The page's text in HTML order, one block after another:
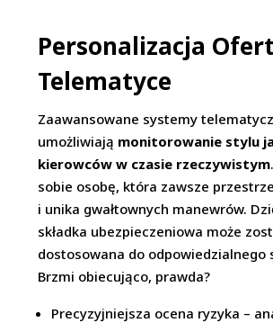
Personalizacja
Telematyce
Zaawansowane systemy
umożliwiają monitorowanie stylu
kierowców w czasie rzeczywistym
sobie osobę, która zawsze
i unika gwałtownych manewrów.
składka ubezpieczeniowa może
dostosowana do odpowiedzialnego
Brzmi obiecująco, prawda?
Precyzyjniejsza ocena ryzyka –